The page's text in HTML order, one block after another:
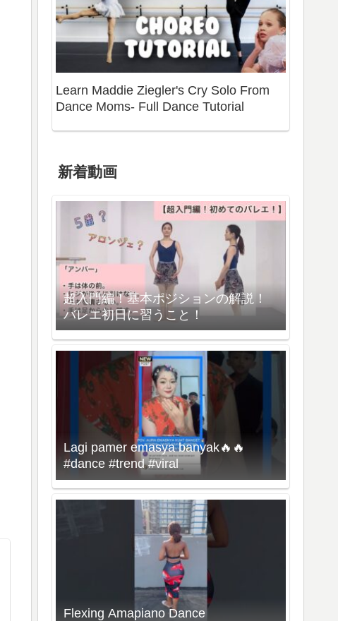
Learn Maddie Ziegler's Cry Solo From
Dance Moms- Full Dance Tutorial
新着動画
超入門編！基本ポジションの解説！
バレエ初日に習うこと！
Lagi pamer emasya banyak🔥🔥
#dance #trend #viral
Flexing Amapiano Dance